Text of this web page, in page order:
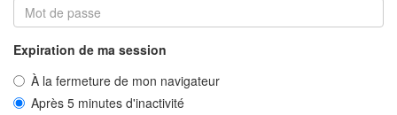
Expiration de ma session
À la fermeture de mon navigateur
Après 5 minutes d'inactivité